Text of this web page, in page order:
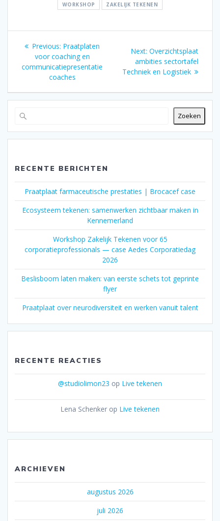
WORKSHOP ZAKELIJK TEKENEN
navigatie
Previous: Previous
post:
Praatplaten
voor coaching en
communicatiepresentatie
coaches
Next: Next
post:
Overzichtsplaat
ambities sectortafel
Techniek en Logistiek
Zoeken
RECENTE BERICHTEN
Praatplaat farmaceutische prestaties | Brocacef case
Ecosysteem tekenen: samenwerken zichtbaar maken in
Kennemerland
Workshop Zakelijk Tekenen voor 65
corporatieprofessionals — case Aedes Corporatiedag
2026
Beslisboom laten maken: van eerste schets tot geprinte
flyer
Praatplaat over neurodiversiteit en werken vanuit talent
RECENTE REACTIES
@studiolimon23 op Live tekenen
Lena Schenker op Live tekenen
ARCHIEVEN
augustus 2026
juli 2026